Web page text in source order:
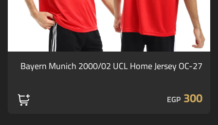
Bayern Munich 2000/02 UCL Home Jersey OC-27
300
EGP